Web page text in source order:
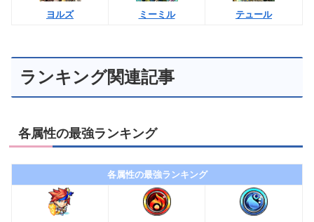
ヨルズ ミーミル テュール
ランキング関連記事
各属性の最強ランキング
各属性の最強ランキング